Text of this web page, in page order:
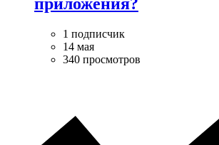
приложения?
1 подписчик
14 мая
340 просмотров